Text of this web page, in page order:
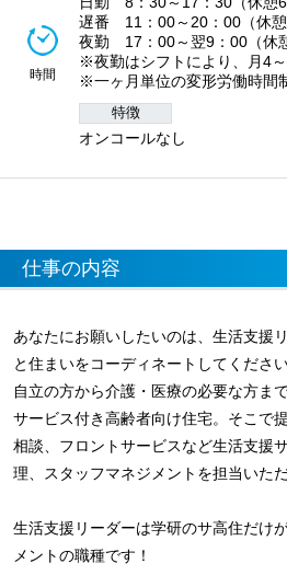
時間
遅番 11：00～20：00（休憩
夜勤 17：00～翌9：00（休
※夜勤はシフトにより、月4～
※一ヶ月単位の変形労働時間
特徴
オンコールなし
仕事の内容
あなたにお願いしたいのは、生活支援
と住まいをコーディネートしてください
自立の方から介護・医療の必要な方ま
サービス付き高齢者向け住宅。そこで
相談、フロントサービスなど生活支援
理、スタッフマネジメントを担当いただ
生活支援リーダーは学研のサ高住だけ
メントの職種です！